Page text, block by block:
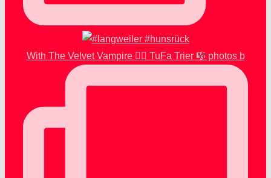
With The Velvet Vampire 🧛‍♂️ TuFa Trier 🎼 photos b